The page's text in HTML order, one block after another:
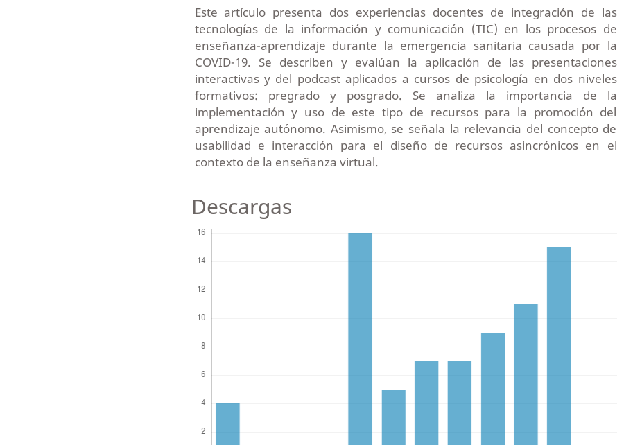
Este artículo presenta dos experiencias docentes de integración de las
tecnologías de la información y comunicación (TIC) en los procesos de
enseñanza-aprendizaje durante la emergencia sanitaria causada por la
COVID-19. Se describen y evalúan la aplicación de las presentaciones
interactivas y del podcast aplicados a cursos de psicología en dos niveles
formativos: pregrado y posgrado. Se analiza la importancia de la
implementación y uso de este tipo de recursos para la promoción del
aprendizaje autónomo. Asimismo, se señala la relevancia del concepto de
usabilidad e interacción para el diseño de recursos asincrónicos en el
contexto de la enseñanza virtual.
Descargas